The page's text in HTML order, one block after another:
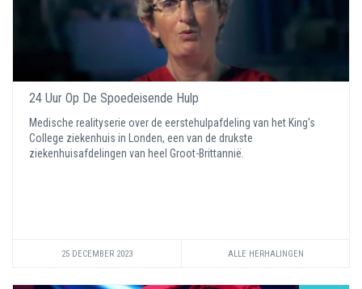
24 Uur Op De Spoedeisende Hulp
Medische realityserie over de eerstehulpafdeling van het King's
College ziekenhuis in Londen, een van de drukste
ziekenhuisafdelingen van heel Groot-Brittannië.
25 DECEMBER 2023 ALLE HERHALINGEN